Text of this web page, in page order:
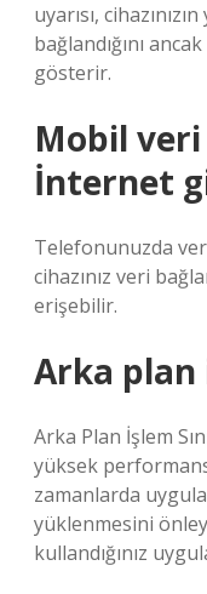
uyarısı,
bağlandığını
gösterir.
Mobil veri
İnternet
Telefonunuzda
cihazınız veri
erişebilir.
Arka plan
Arka Plan İşlem
yüksek
zamanlarda
yüklenmesini
kullandığınız